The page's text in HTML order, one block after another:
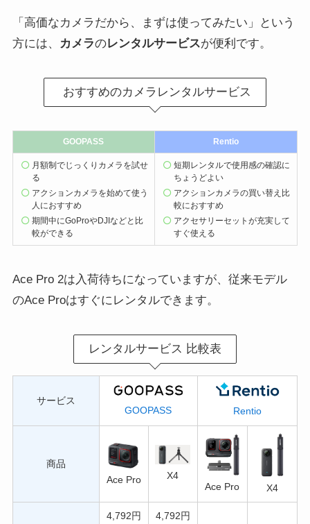
「高価なカメラだから、まずは使ってみたい」という
方には、
カメラのレンタルサービスが便利です。
おすすめのカメラレンタルサービス
GOOPASS Rentio
月額制でじっくりカメラを試せ
る
アクションカメラを始めて使う
人におすすめ
期間中にGoProやDJIなどと比
較ができる
短期レンタルで使用感の確認に
ちょうどよい
アクションカメラの買い替え比
較におすすめ
アクセサリーセットが充実して
すぐ使える
Ace Pro 2は入荷待ちになっていますが、従来モデル
のAce Proはすぐにレンタルできます。
レンタルサービス 比較表
サービス
GOOPASS
Rentio
商品
Ace Pro
X4
Ace Pro
X4
4,792円
4,792円